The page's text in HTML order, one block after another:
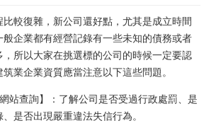
較復雜，新公司還好點，尤其是成立時間
般企業都有經營記錄有一些未知的債務或者
所以大家在挑選標的公司的時候一定要認
業企業資質應當注意以下這些問題。
站查詢】：了解公司是否受過行政處罰、是
是否出現嚴重違法失信行為。